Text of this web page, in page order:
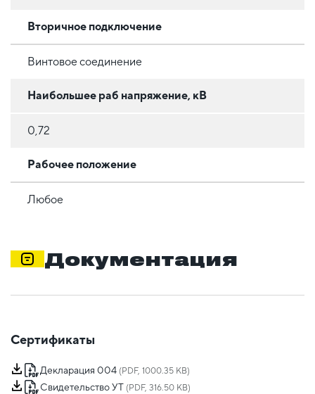
Вторичное подключение
Винтовое соединение
Наибольшее раб напряжение, кВ
0,72
Рабочее положение
Любое
Документация
Сертификаты
Декларация 004 (PDF, 1000.35 KB)
Свидетельство УТ (PDF, 316.50 KB)